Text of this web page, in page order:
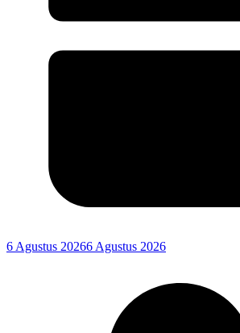
6 Agustus 20266 Agustus 2026